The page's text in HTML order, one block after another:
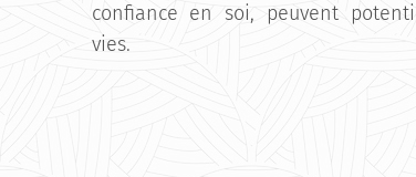
confiance en soi, peuvent
vies.